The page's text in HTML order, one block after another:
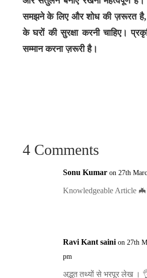
समझने के लिए और शोध की ज़रूरत है,
के घरों की सुरक्षा करनी चाहिए।
सम्मान करना ज़रूरी है।
4 Comments
Sonu Kumar on 27th
Knowledgeable Article
Ravi Kant saini on 27th
pm
अद्भुत तथ्यों से भरपूर लेख ।